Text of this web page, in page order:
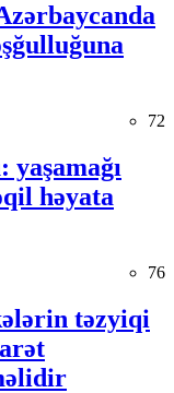
72
həyata
76
təzyiqi